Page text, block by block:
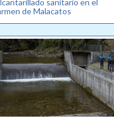
sanitario en el
de Malacatos